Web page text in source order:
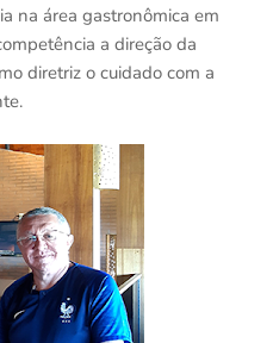
na área gastronômica em
a direção da
diretriz o cuidado com a